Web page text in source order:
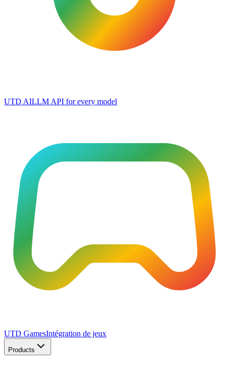
UTD AILLM API for every model
UTD GamesIntégration de jeux
Products